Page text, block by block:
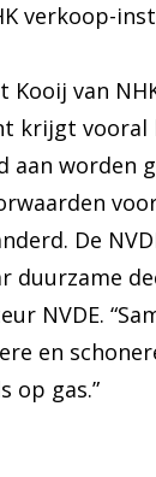
verkoop-
van
krijgt vooral
aan
De
duurzame
NVDE.
en
op gas.”